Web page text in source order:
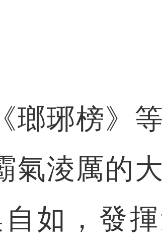
琊榜》
氣淩厲的
如，發